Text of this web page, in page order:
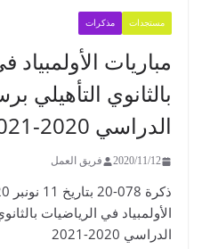
مستجدات مذكرات
مباريات الأولمبياد
بالثانوي التأهيلي
الدراسي 2020-2021
2020/11/12 فريق العمل
الأولمبياد في الرياضيات
الدراسي 2020-2021